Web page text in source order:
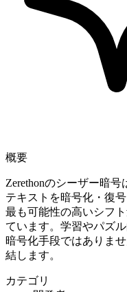
概要
Zerethonのシーザー暗
テキストを暗号化・復
最も可能性の高いシフ
ています。学習やパズ
暗号化手段ではありま
結します。
カテゴリ